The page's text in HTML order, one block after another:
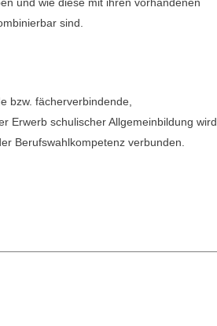
sind.
bzw. fächerverbindende,
Erwerb schulischer Allgemeinbildung wird
Berufswahlkompetenz verbunden.